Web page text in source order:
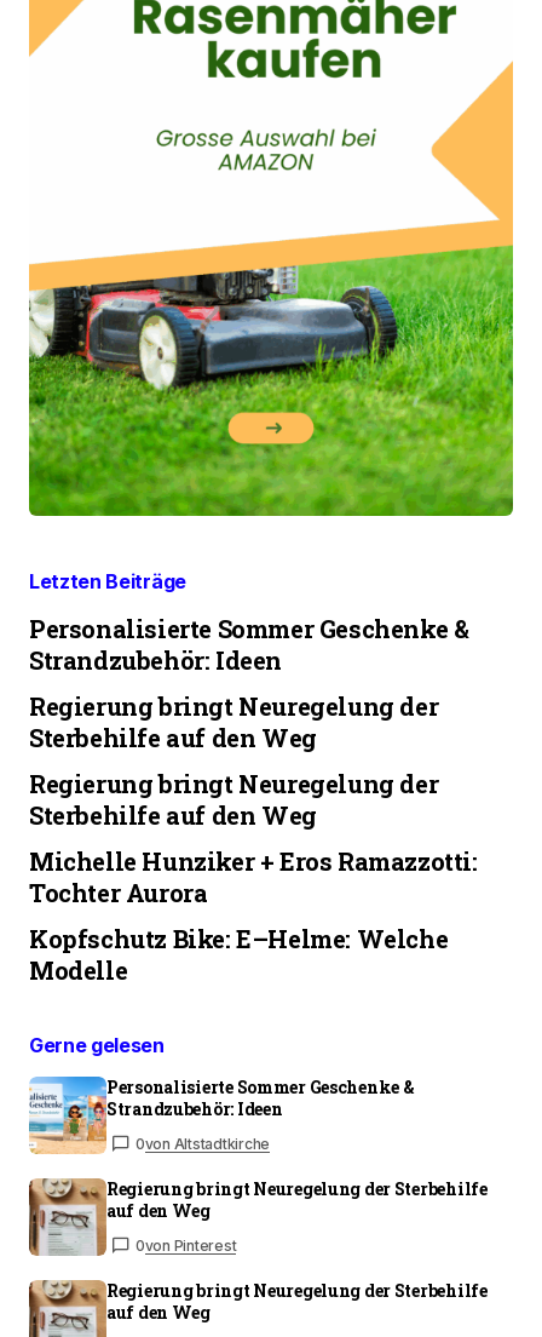
Letzten Beiträge
Personalisierte Sommer Geschenke &
Strandzubehör: Ideen
Regierung bringt Neuregelung der
Sterbehilfe auf den Weg
Regierung bringt Neuregelung der
Sterbehilfe auf den Weg
Michelle Hunziker + Eros Ramazzotti:
Tochter Aurora
Kopfschutz Bike: E–Helme: Welche
Modelle
Gerne gelesen
Personalisierte Sommer Geschenke &
Strandzubehör: Ideen
0von Altstadtkirche
Regierung bringt Neuregelung der Sterbehilfe
auf den Weg
0von Pinterest
Regierung bringt Neuregelung der Sterbehilfe
auf den Weg